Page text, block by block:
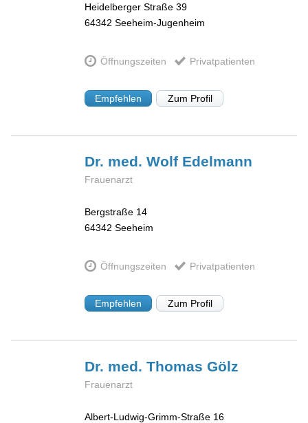
Heidelberger Straße 39
64342 Seeheim-Jugenheim
Öffnungszeiten Privatpatienten
Empfehlen Zum Profil
Dr. med. Wolf Edelmann
Frauenarzt
Bergstraße 14
64342 Seeheim
Öffnungszeiten Privatpatienten
Empfehlen Zum Profil
Dr. med. ThomasGölz
Frauenarzt
Albert-Ludwig-Grimm-Straße 16